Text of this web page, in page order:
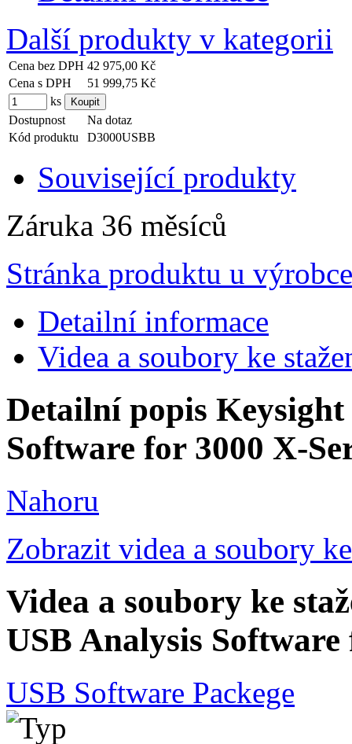
Další produkty v kategorii
Cena bez DPH 42 975,00 Kč
Cena s DPH
51 999,75 Kč
ks
Dostupnost
Na dotaz
Kód produktu
D3000USBB
Související produkty
Záruka 36 měsíců
Stránka produktu u výrobce
Detailní informace
Videa a soubory ke
Detailní popis
Software for 3000 X-
Nahoru
Zobrazit videa a soubory
Videa a soubory ke
USB Analysis
USB Software Packege